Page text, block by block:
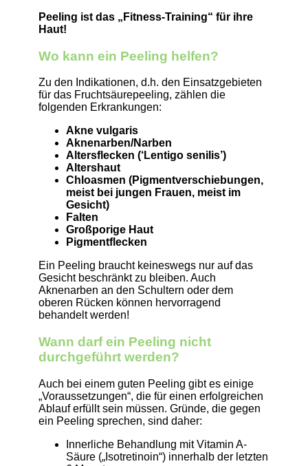
Peeling ist das „Fitness-Training“ für ihre
Haut!
Wo kann ein Peeling helfen?
Zu den Indikationen, d.h. den Einsatzgebieten
für das Fruchtsäurepeeling, zählen die
folgenden Erkrankungen:
Akne vulgaris
Aknenarben/Narben
Altersflecken (‘Lentigo senilis’)
Altershaut
Chloasmen (Pigmentverschiebungen,
meist bei jungen Frauen, meist im
Gesicht)
Falten
Großporige Haut
Pigmentflecken
Ein Peeling braucht keineswegs nur auf das
Gesicht beschränkt zu bleiben. Auch
Aknenarben an den Schultern oder dem
oberen Rücken können hervorragend
behandelt werden!
Wann darf ein Peeling nicht
durchgeführt werden?
Auch bei einem guten Peeling gibt es einige
„Voraussetzungen“, die für einen erfolgreichen
Ablauf erfüllt sein müssen. Gründe, die gegen
ein Peeling sprechen, sind daher:
Innerliche Behandlung mit Vitamin A-
Säure („Isotretinoin“) innerhalb der letzten